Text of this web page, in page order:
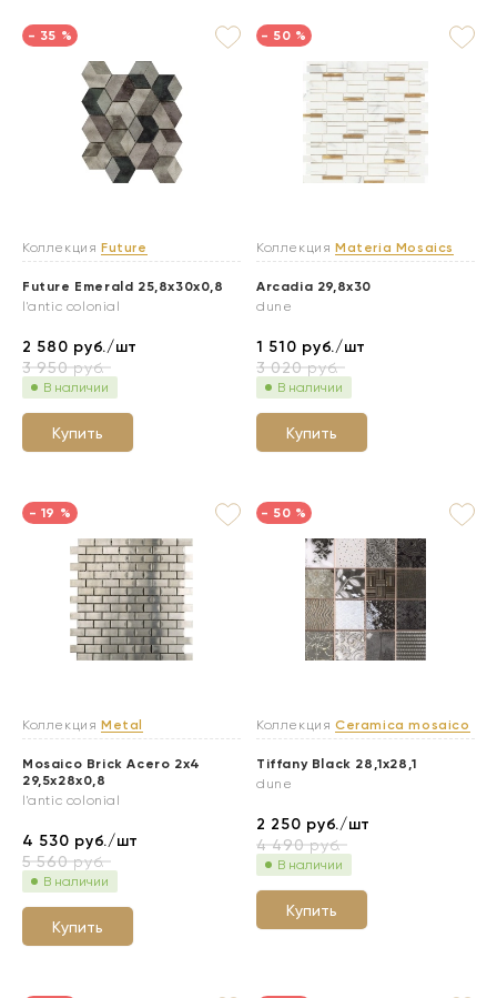
- 35 %
Коллекция Future
Future Emerald 25,8x30x0,8
l'antic colonial
2 580 руб./шт
3 950руб.
В наличии
Купить
- 50 %
Коллекция Materia Mosaics
Arcadia 29,8x30
dune
1 510 руб./шт
3 020руб.
В наличии
Купить
- 19 %
Коллекция Metal
Mosaico Brick Acero 2x4
29,5x28x0,8
l'antic colonial
4 530 руб./шт
5 560руб.
В наличии
Купить
- 50 %
Коллекция Ceramica mosaico
Tiffany Black 28,1x28,1
dune
2 250 руб./шт
4 490руб.
В наличии
Купить